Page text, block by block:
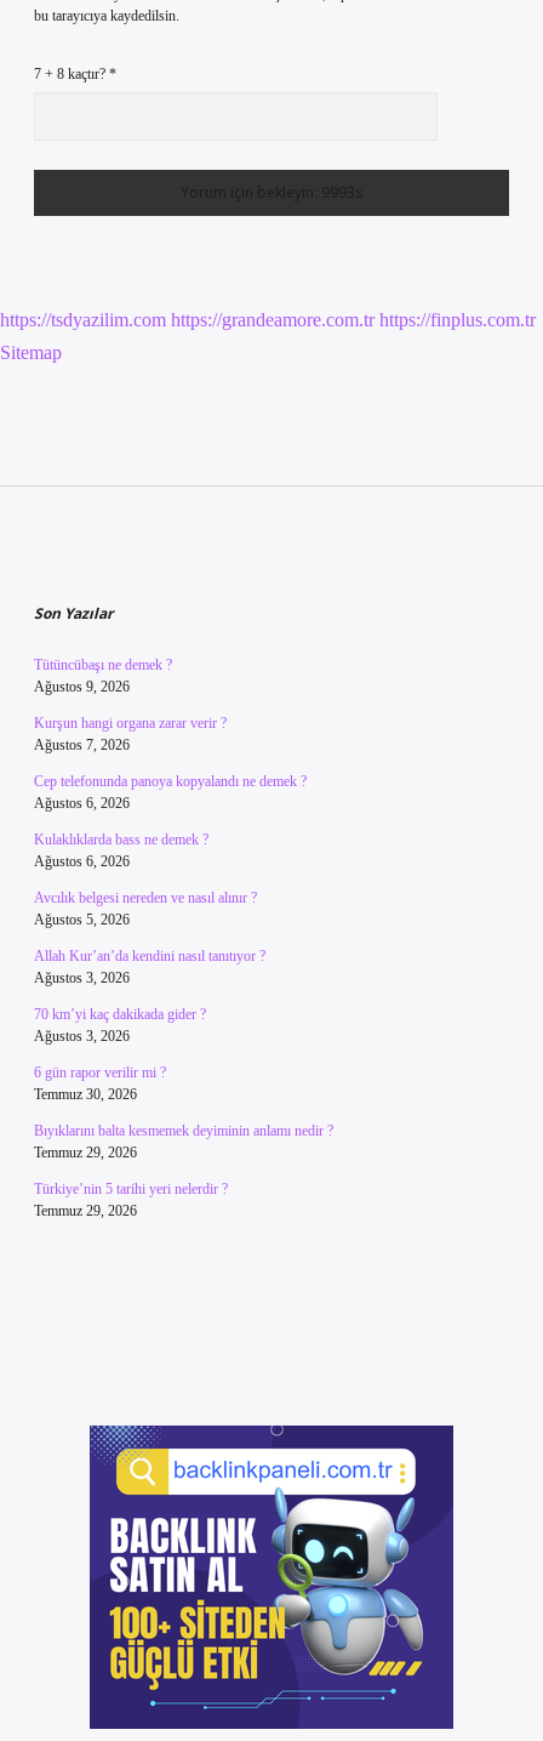
bu tarayıcıya kaydedilsin.
7 + 8 kaçtır? *
https://tsdyazilim.com https://grandeamore.com.tr https://finplus.com.tr
Sitemap
Son Yazılar
Tütüncübaşı ne demek ?
Ağustos 9, 2026
Kurşun hangi organa zarar verir ?
Ağustos 7, 2026
Cep telefonunda panoya kopyalandı ne demek ?
Ağustos 6, 2026
Kulaklıklarda bass ne demek ?
Ağustos 6, 2026
Avcılık belgesi nereden ve nasıl alınır ?
Ağustos 5, 2026
Allah Kur’an’da kendini nasıl tanıtıyor ?
Ağustos 3, 2026
70 km’yi kaç dakikada gider ?
Ağustos 3, 2026
6 gün rapor verilir mi ?
Temmuz 30, 2026
Bıyıklarını balta kesmemek deyiminin anlamı nedir ?
Temmuz 29, 2026
Türkiye’nin 5 tarihi yeri nelerdir ?
Temmuz 29, 2026